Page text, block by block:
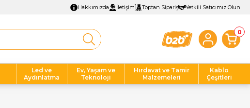
Hakkımızda İletişim Toptan Sipariş Yetkili Satıcımız Olun
0
Led ve
Aydınlatma
Ev, Yaşam ve
Teknoloji
Hırdavat ve Tamir
Malzemeleri
Kablo
Çeşitleri